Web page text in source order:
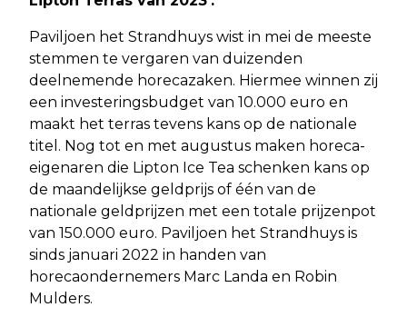
Paviljoen het Strandhuys wist in mei de meeste
stemmen te vergaren van duizenden
deelnemende horecazaken. Hiermee winnen zij
een investeringsbudget van 10.000 euro en
maakt het terras tevens kans op de nationale
titel. Nog tot en met augustus maken horeca-
eigenaren die Lipton Ice Tea schenken kans op
de maandelijkse geldprijs of één van de
nationale geldprijzen met een totale prijzenpot
van 150.000 euro. Paviljoen het Strandhuys is
sinds januari 2022 in handen van
horecaondernemers Marc Landa en Robin
Mulders.